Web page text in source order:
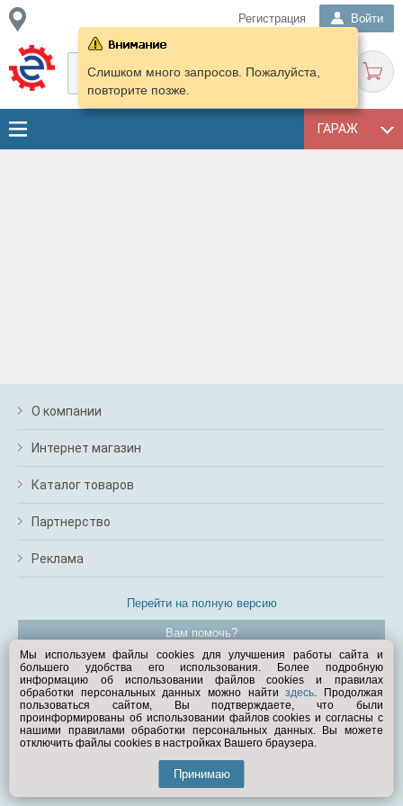
Регистрация Войти
ГАРАЖ
Слишком много запросов. Пожалуйста,
повторите позже.
О компании
Интернет магазин
Каталог товаров
Партнерство
Реклама
Перейти на полную версию
Вам помочь?
© Exist.ru 1998—2026
Мы используем файлы cookies для улучшения работы сайта и
большего удобства его использования. Более подробную
информацию об использовании файлов cookies и правилах
обработки персональных данных можно найтиздесь. Продолжая
пользоваться сайтом, Вы подтверждаете, что были
проинформированы об использовании файлов cookies и согласны с
нашими правилами обработки персональных данных. Вы можете
отключить файлы cookies в настройках Вашего браузера.
Принимаю